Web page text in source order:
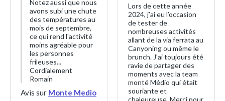
Notez aussi que nous
avons subi une chute
des températures au
mois de septembre,
ce qui rend l'activité
moins agréable pour
les personnes
frileuses...
Cordialement
Romain
Avis sur Monte Medio
Lors de cette année
2024, j’ai eu l’occasion
de tester de
nombreuses activités
allant de la via ferrata au
Canyoning ou même le
brunch. J’ai toujours été
ravie de partager des
moments avec la team
monté Médio qui était
souriante et
chaleureuse. Merci pour